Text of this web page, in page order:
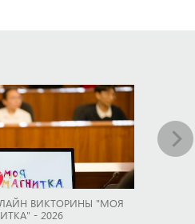
ВИКТОРИНЫ "МОЯ
- 2026